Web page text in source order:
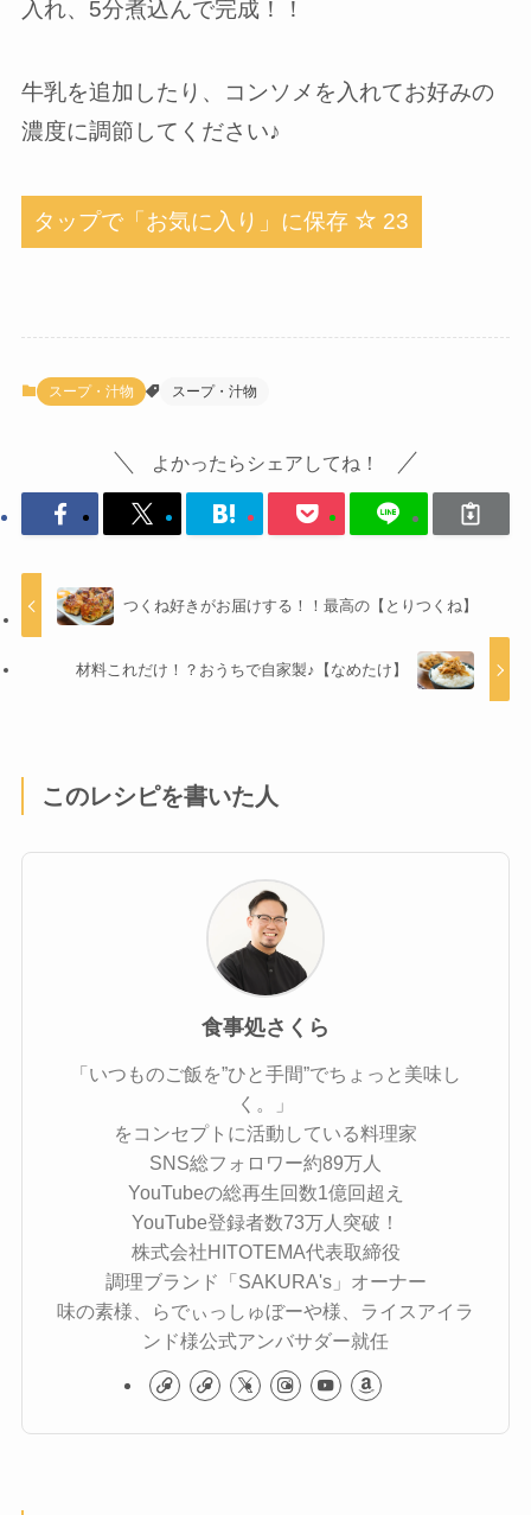
入れ、5分煮込んで完成！！
牛乳を追加したり、コンソメを入れてお好みの
濃度に調節してください♪
タップで「お気に入り」に保存 23
スープ・汁物 スープ・汁物
よかったらシェアしてね！
つくね好きがお届けする！！最高の【とりつくね】
材料これだけ！？おうちで自家製♪【なめたけ】
このレシピを書いた人
食事処さくら
「いつものご飯を”ひと手間”でちょっと美味し
く。」
をコンセプトに活動している料理家
SNS総フォロワー約89万人
YouTubeの総再生回数1億回超え
YouTube登録者数73万人突破！
株式会社HITOTEMA代表取締役
調理ブランド「SAKURA's」オーナー
味の素様、らでぃっしゅぼーや様、ライスアイラ
ンド様公式アンバサダー就任